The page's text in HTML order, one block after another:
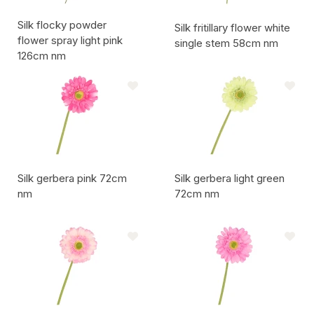
Silk flocky powder
flower spray light pink
126cm nm
Silk fritillary flower white
single stem 58cm nm
Silk gerbera pink 72cm
nm
Silk gerbera light green
72cm nm